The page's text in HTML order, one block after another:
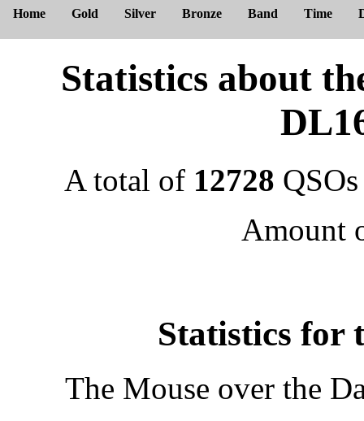
Home Gold Silver Bronze Band Time
Statistics about
A total of 12728
Amount
Statistics for
The Mouse over the